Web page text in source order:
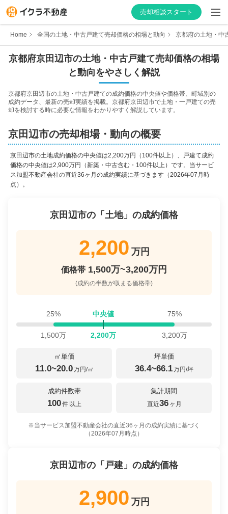
売却相談スタート
はじめての方へ
不動産会社を探す
物件の価格を知る
お家の売却を学ぶ
不動産会社向け情報
Home 全国の土地・中古戸建て売却価格の相場と動向 京都府の土地・中
京都府京田辺市の土地・中古戸建て売却価格の相場
と動向をやさしく解説
京都府京田辺市の土地・中古戸建ての成約価格の中央値や価格帯、町域別の
成約データ、最新の売却実績を掲載。 京都府京田辺市で土地・一戸建ての売
却を検討する時に必要な情報をわかりやすく解説しています。
京田辺市の売却相場・動向の概要
京田辺市の土地成約価格の中央値は2,200万円（100件以上）、戸建て成約
価格の中央値は2,900万円（新築・中古含む・100件以上） です。当サービ
ス加盟不動産会社の直近36ヶ月の成約実績に基づきます （2026年07月時
点）。
京田辺市の「 土地」の成約価格
2,200 万円
価格帯 1,500万~3,200万円
(成約の半数が収まる価格帯)
25% 中央値 75%
1,500万 2,200万 3,200万
㎡単価
11.0~20.0万円/㎡
坪単価
36.4~66.1万円/坪
成約件数帯
100件 以上
集計期間
直近36 ヶ月
※当サービス加盟不動産会社の直近36ヶ月の成約実績に基づく
（2026年07月 時点）
京田辺市の「 戸建 」の成約価格
2,900 万円